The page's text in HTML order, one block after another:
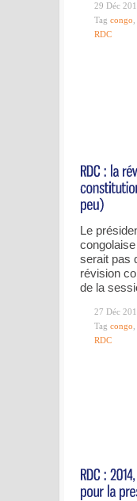
29 Déc
Tag congo
RDC
Le
serait pas
révision
de la
27 Déc
Tag congo,
RDC